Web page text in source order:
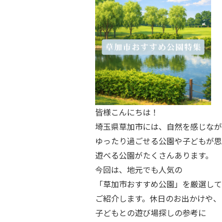
皆様こんにちは！
埼玉県草加市には、自然を感じな
ゆったり過ごせる公園や子どもが
遊べる公園がたくさんあります。
今回は、地元でも人気の
「草加市おすすめ公園」を厳選して
ご紹介します。休日のお出かけや、
子どもとの遊び場探しの参考に